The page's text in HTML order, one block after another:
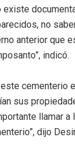
existe
no
anterior que
indicó.
cementerio
sus
llamar a
dijo